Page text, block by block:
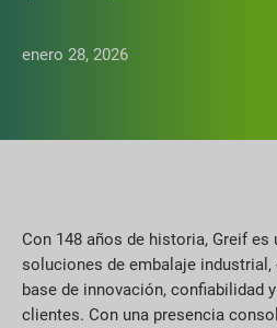
enero 28, 2026
Con 148 años de historia, Greif es
soluciones de embalaje
base de innovación, confiabilidad
clientes. Con una presencia